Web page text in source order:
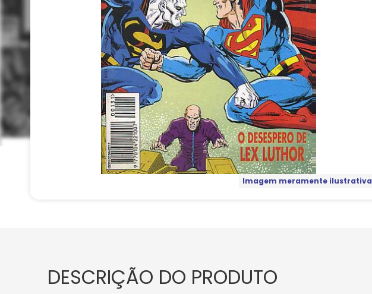
Imagem meramente ilustrativa
DESCRIÇÃO DO PRODUTO